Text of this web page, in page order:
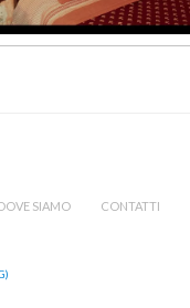
SIAMO CONTATTI